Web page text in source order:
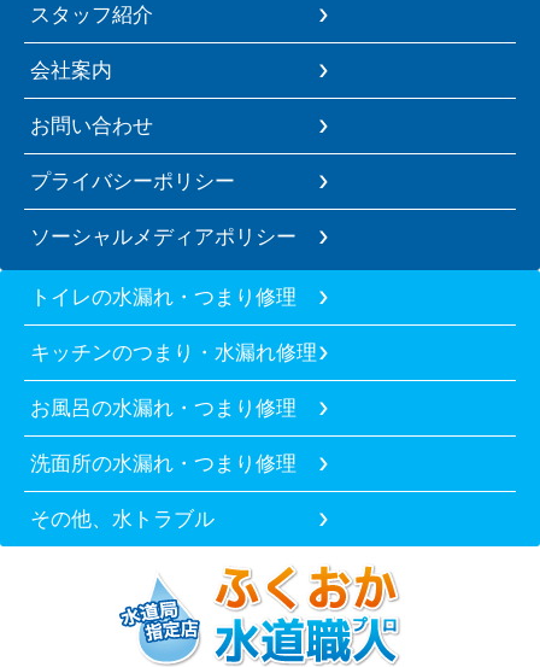
スタッフ紹介
会社案内
お問い合わせ
プライバシーポリシー
ソーシャルメディアポリシー
トイレの水漏れ・つまり修理
キッチンのつまり・水漏れ修理
お風呂の水漏れ・つまり修理
洗面所の水漏れ・つまり修理
その他、水トラブル